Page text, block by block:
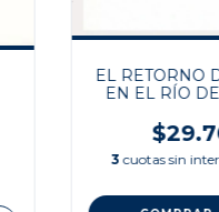
EL RETORNO
EN EL RÍO
3 cuotas sin